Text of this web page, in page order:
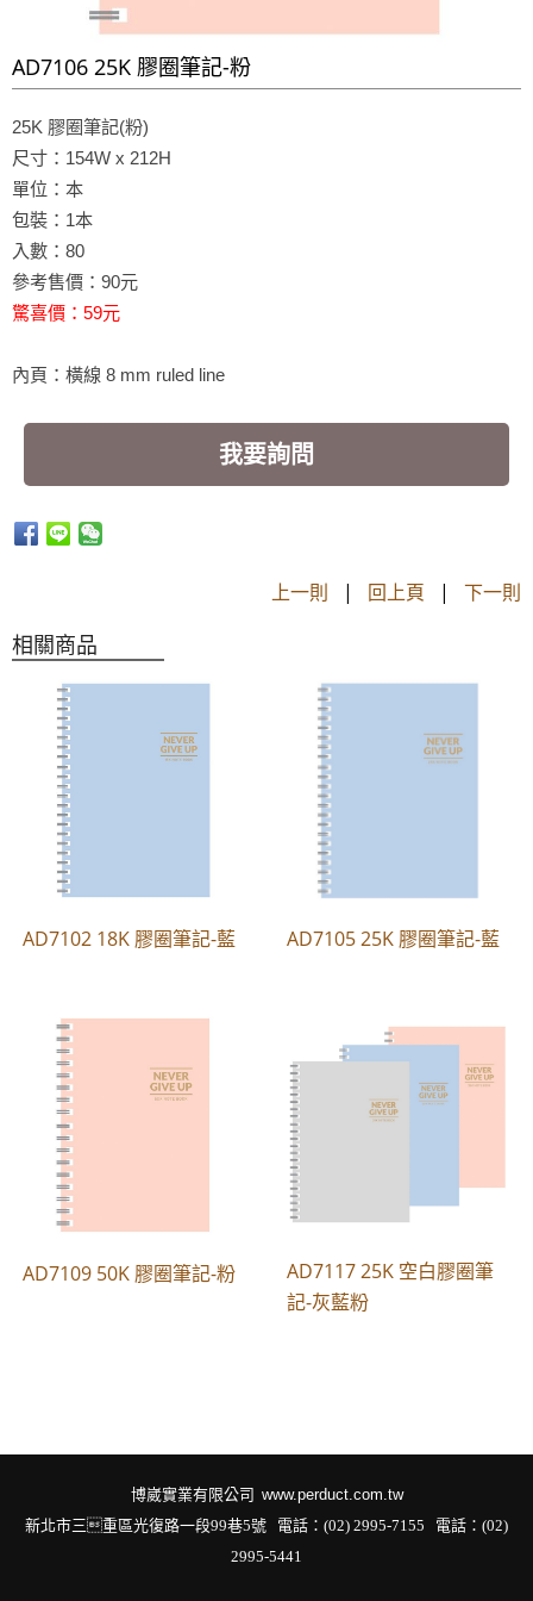
AD7106 25K 膠圈筆記-粉
25K 膠圈筆記(粉)
尺寸：154W x 212H
單位：本
包裝：1本
入數：80
參考售價：90元
驚喜價：59元
內頁：橫線 8 mm ruled line
我要詢問
上一則 | 回上頁 | 下一則
相關商品
AD7102 18K 膠圈筆記-藍 AD7105 25K 膠圈筆記-藍
AD7109 50K 膠圈筆記-粉
AD7117 25K 空白膠圈筆
記-灰藍粉
博崴實業有限公司 www.perduct.com.tw
新北市三重區光復路一段99巷5號 電話：(02) 2995-7155 電話：(02)
2995-5441